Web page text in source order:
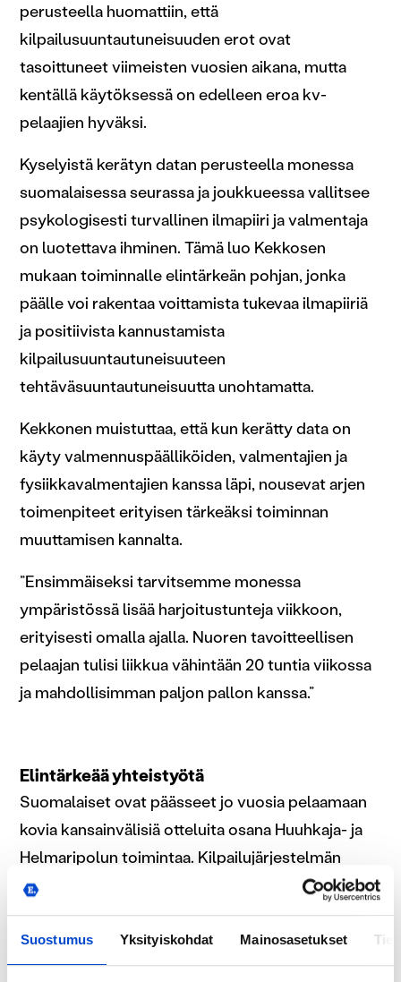
Suostumus Yksityiskohdat Mainosasetukset
perusteella huomattiin, että
kilpailusuuntautuneisuuden erot ovat
tasoittuneet viimeisten vuosien aikana, mutta
kentällä käytöksessä on edelleen eroa kv-
pelaajien hyväksi.
Kyselyistä kerätyn datan perusteella monessa
suomalaisessa seurassa ja joukkueessa vallitsee
psykologisesti turvallinen ilmapiiri ja valmentaja
on luotettava ihminen. Tämä luo Kekkosen
mukaan toiminnalle elintärkeän pohjan, jonka
päälle voi rakentaa voittamista tukevaa ilmapiiriä
ja positiivista kannustamista
kilpailusuuntautuneisuuteen
tehtäväsuuntautuneisuutta unohtamatta.
Kekkonen muistuttaa, että kun kerätty data on
käyty valmennuspäälliköiden, valmentajien ja
fysiikkavalmentajien kanssa läpi, nousevat arjen
toimenpiteet erityisen tärkeäksi toiminnan
muuttamisen kannalta.
”Ensimmäiseksi tarvitsemme monessa
ympäristössä lisää harjoitustunteja viikkoon,
erityisesti omalla ajalla. Nuoren tavoitteellisen
pelaajan tulisi liikkua vähintään 20 tuntia viikossa
ja mahdollisimman paljon pallon kanssa.”
Elintärkeää yhteistyötä
Suomalaiset ovat päässeet jo vuosia pelaamaan
kovia kansainvälisiä otteluita osana Huuhkaja- ja
Helmaripolun toimintaa. Kilpailujärjestelmän
kautta tiensä kv-tapahtumiin raivanneet
suomalaisjoukkueet pääsevät otteluiden lisäksi
myös hyödyntämän kerättyä dataa ja vertaamaan
sitä kansainväliseen tasoon sekä luomaan omia